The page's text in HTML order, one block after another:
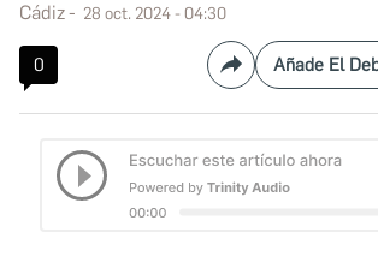
Cádiz 28 oct. 2024 - 04:30
0 Compartir
Añade El